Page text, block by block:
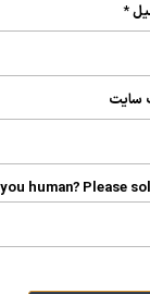
*
سایت
human? Please